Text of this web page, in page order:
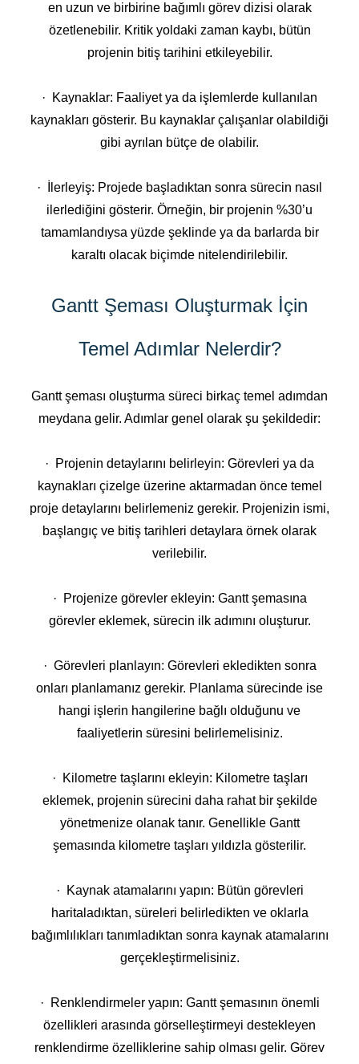
en uzun ve birbirine bağımlı görev dizisi olarak
özetlenebilir. Kritik yoldaki zaman kaybı, bütün
projenin bitiş tarihini etkileyebilir.
· Kaynaklar: Faaliyet ya da işlemlerde kullanılan
kaynakları gösterir. Bu kaynaklar çalışanlar olabildiği
gibi ayrılan bütçe de olabilir.
· İlerleyiş: Projede başladıktan sonra sürecin nasıl
ilerlediğini gösterir. Örneğin, bir projenin %30’u
tamamlandıysa yüzde şeklinde ya da barlarda bir
karaltı olacak biçimde nitelendirilebilir.
Gantt Şeması Oluşturmak İçin
Temel Adımlar Nelerdir?
Gantt şeması oluşturma süreci birkaç temel adımdan
meydana gelir. Adımlar genel olarak şu şekildedir:
· Projenin detaylarını belirleyin: Görevleri ya da
kaynakları çizelge üzerine aktarmadan önce temel
proje detaylarını belirlemeniz gerekir. Projenizin ismi,
başlangıç ve bitiş tarihleri detaylara örnek olarak
verilebilir.
· Projenize görevler ekleyin: Gantt şemasına
görevler eklemek, sürecin ilk adımını oluşturur.
· Görevleri planlayın: Görevleri ekledikten sonra
onları planlamanız gerekir. Planlama sürecinde ise
hangi işlerin hangilerine bağlı olduğunu ve
faaliyetlerin süresini belirlemelisiniz.
· Kilometre taşlarını ekleyin: Kilometre taşları
eklemek, projenin sürecini daha rahat bir şekilde
yönetmenize olanak tanır. Genellikle Gantt
şemasında kilometre taşları yıldızla gösterilir.
· Kaynak atamalarını yapın: Bütün görevleri
haritaladıktan, süreleri belirledikten ve oklarla
bağımlılıkları tanımladıktan sonra kaynak atamalarını
gerçekleştirmelisiniz.
· Renklendirmeler yapın: Gantt şemasının önemli
özellikleri arasında görselleştirmeyi destekleyen
renklendirme özelliklerine sahip olması gelir. Görev